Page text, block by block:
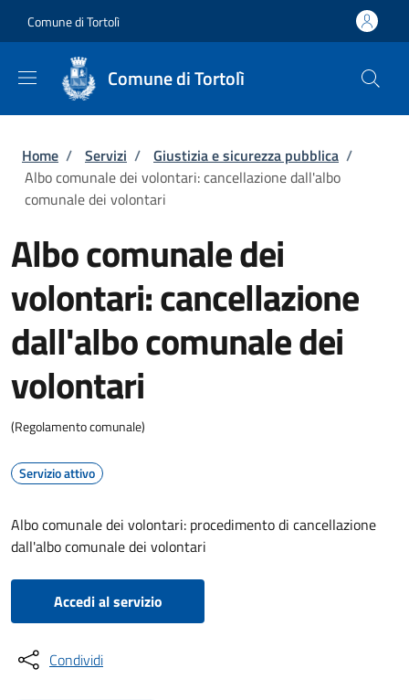
Comune di Tortolì
Comune di Tortolì
Briciole di pane
Home / Servizi / Giustizia e sicurezza pubblica /
Albo comunale dei volontari: cancellazione dall'albo
comunale dei volontari
Albo comunale dei
volontari: cancellazione
dall'albo comunale dei
volontari
(Regolamento comunale)
Servizio attivo
Albo comunale dei volontari: procedimento di cancellazione
dall'albo comunale dei volontari
Accedi al servizio
Condividi